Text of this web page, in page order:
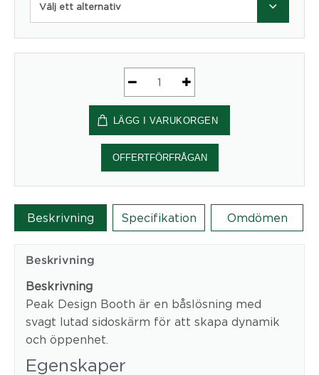
Välj ett alternativ
Peak
design
booth
mängd
LÄGG I VARUKORGEN
OFFERTFÖRFRÅGAN
Beskrivning Specifikation Omdömen
Beskrivning
Beskrivning
Peak Design Booth är en båslösning med
svagt lutad sidoskärm för att skapa dynamik
och öppenhet.
Egenskaper